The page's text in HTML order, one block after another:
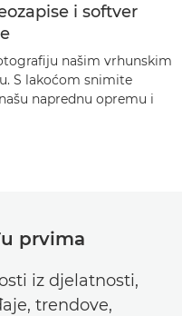
i softver
našim vrhunskim
S lakoćom snimite
naprednu opremu i
prvima
iz djelatnosti,
trendove,